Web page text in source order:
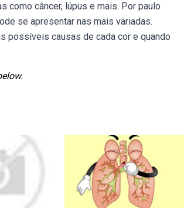
como câncer, lúpus e mais. Por paulo
se apresentar nas mais variadas.
possíveis causas de cada cor e quando